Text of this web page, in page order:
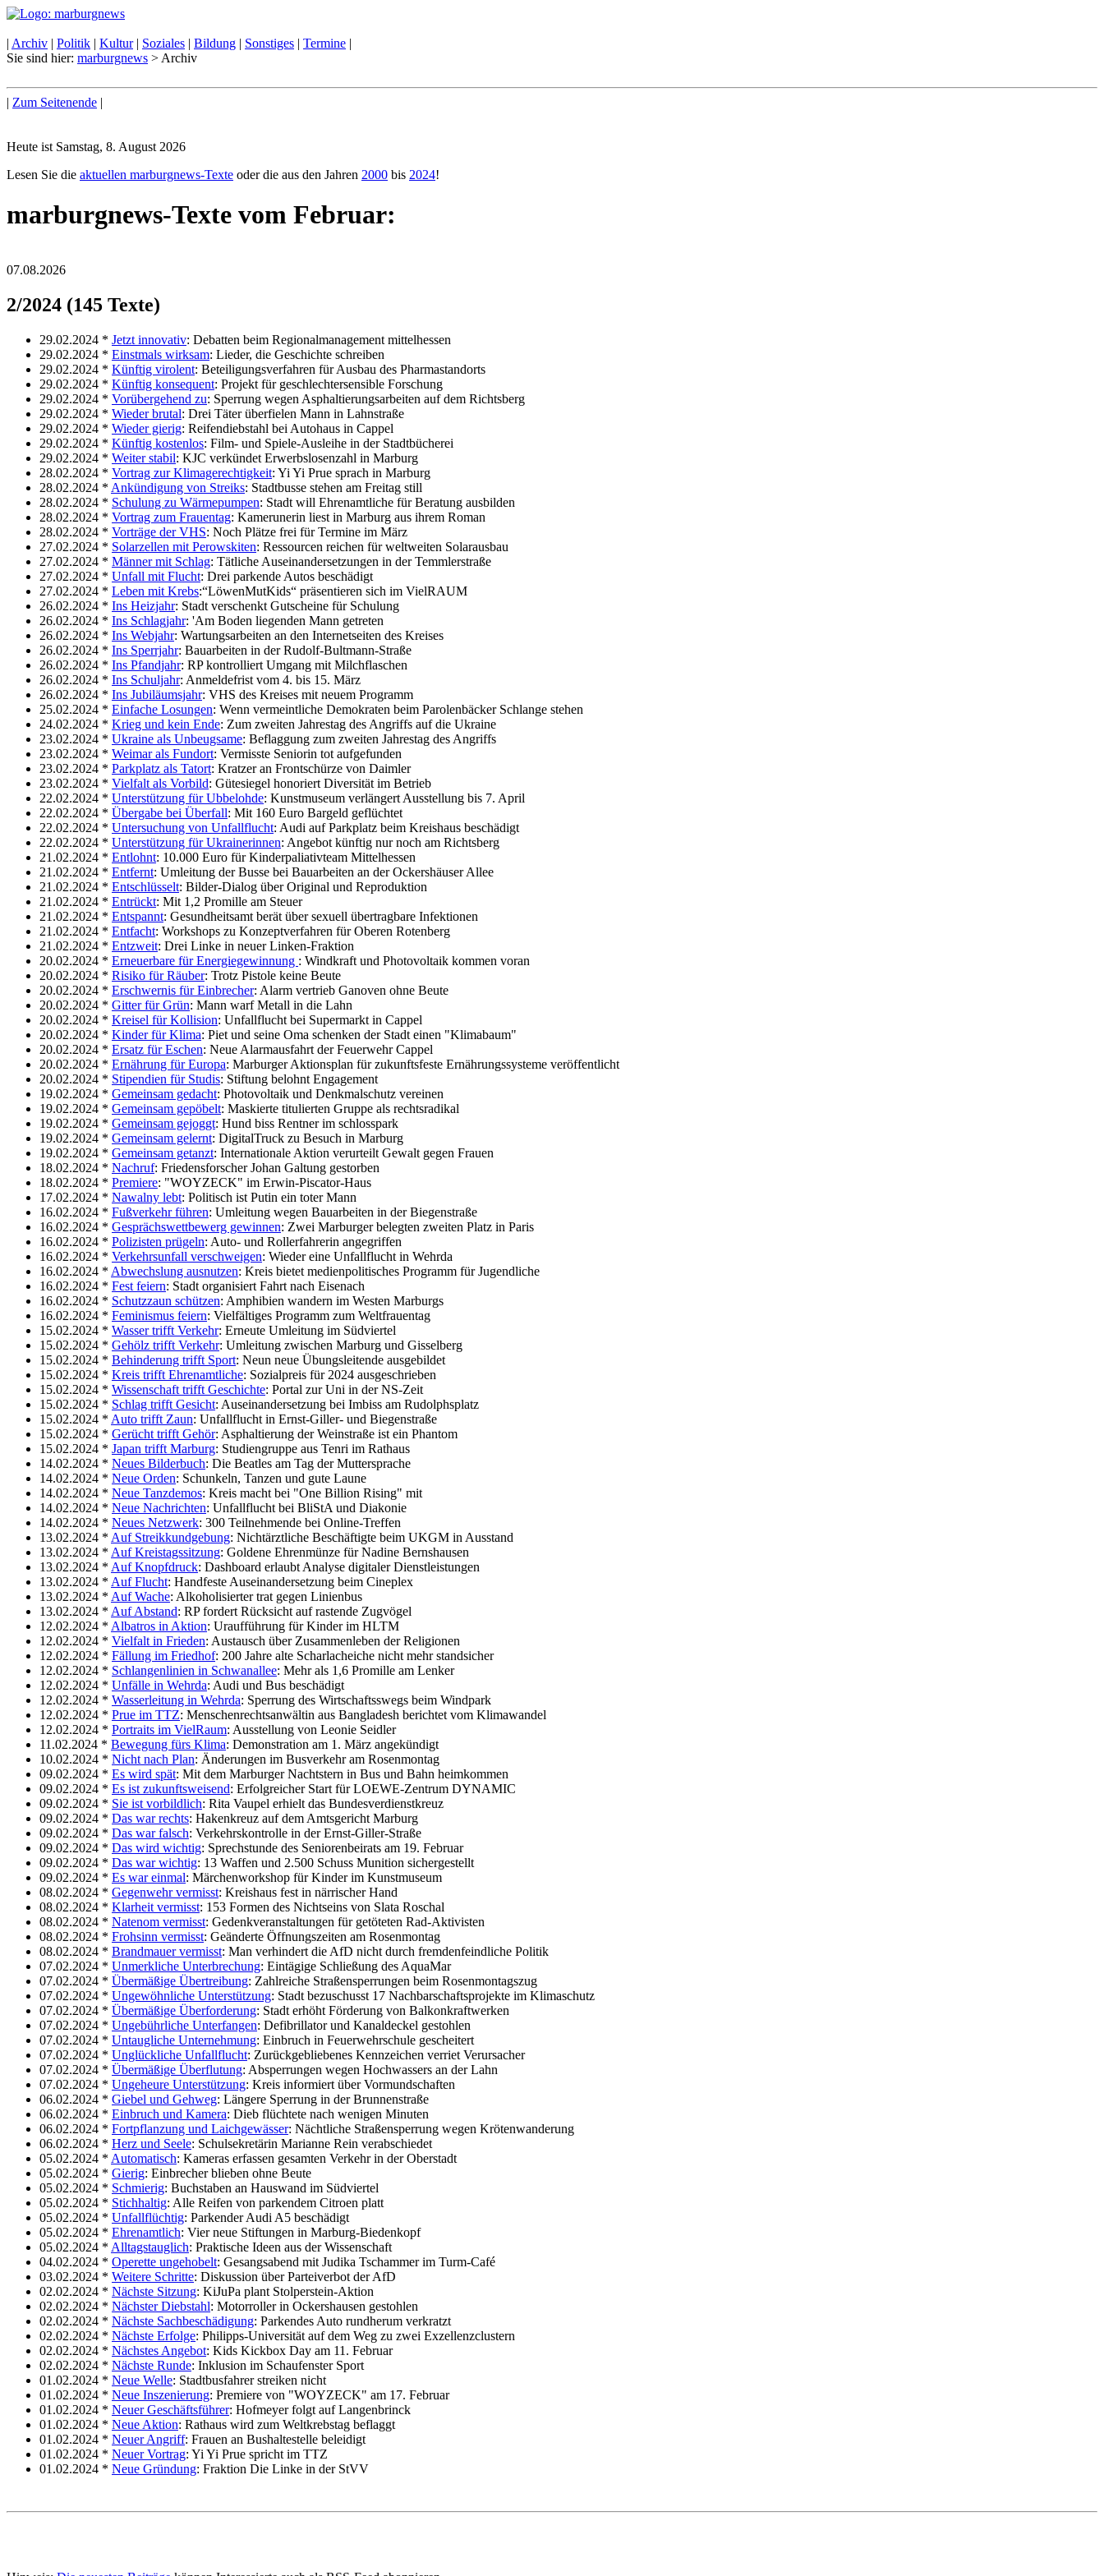
| Archiv | Politik | Kultur| Soziales | Bildung | Sonstiges | Termine |
Sie sind hier: marburgnews > Archiv
| Zum Seitenende |
Heute ist Samstag, 8. August 2026
Lesen Sie die aktuellen marburgnews-Texte oder die aus den Jahren 2000 bis 2024!
marburgnews-Texte vom Februar:
07.08.2026
2/2024 (145 Texte)
29.02.2024 * Jetzt innovativ: Debatten beim Regionalmanagement mittelhessen
29.02.2024 * Einstmals wirksam: Lieder, die Geschichte schreiben
29.02.2024 * Künftig virolent: Beteiligungsverfahren für Ausbau des Pharmastandorts
29.02.2024 * Künftig konsequent: Projekt für geschlechtersensible Forschung
29.02.2024 * Vorübergehend zu: Sperrung wegen Asphaltierungsarbeiten auf dem Richtsberg
29.02.2024 * Wieder brutal: Drei Täter überfielen Mann in Lahnstraße
29.02.2024 * Wieder gierig: Reifendiebstahl bei Autohaus in Cappel
29.02.2024 * Künftig kostenlos: Film- und Spiele-Ausleihe in der Stadtbücherei
29.02.2024 * Weiter stabil: KJC verkündet Erwerbslosenzahl in Marburg
28.02.2024 * Vortrag zur Klimagerechtigkeit: Yi Yi Prue sprach in Marburg
28.02.2024 * Ankündigung von Streiks: Stadtbusse stehen am Freitag still
28.02.2024 * Schulung zu Wärmepumpen: Stadt will Ehrenamtliche für Beratung ausbilden
28.02.2024 * Vortrag zum Frauentag: Kamerunerin liest in Marburg aus ihrem Roman
28.02.2024 * Vorträge der VHS: Noch Plätze frei für Termine im März
27.02.2024 * Solarzellen mit Perowskiten: Ressourcen reichen für weltweiten Solarausbau
27.02.2024 * Männer mit Schlag: Tätliche Auseinandersetzungen in der Temmlerstraße
27.02.2024 * Unfall mit Flucht: Drei parkende Autos beschädigt
27.02.2024 * Leben mit Krebs:“LöwenMutKids“ präsentieren sich im VielRAUM
26.02.2024 * Ins Heizjahr: Stadt verschenkt Gutscheine für Schulung
26.02.2024 * Ins Schlagjahr: 'Am Boden liegenden Mann getreten
26.02.2024 * Ins Webjahr: Wartungsarbeiten an den Internetseiten des Kreises
26.02.2024 * Ins Sperrjahr: Bauarbeiten in der Rudolf-Bultmann-Straße
26.02.2024 * Ins Pfandjahr: RP kontrolliert Umgang mit Milchflaschen
26.02.2024 * Ins Schuljahr: Anmeldefrist vom 4. bis 15. März
26.02.2024 * Ins Jubiläumsjahr: VHS des Kreises mit neuem Programm
25.02.2024 * Einfache Losungen: Wenn vermeintliche Demokraten beim Parolenbäcker Schlange stehen
24.02.2024 * Krieg und kein Ende: Zum zweiten Jahrestag des Angriffs auf die Ukraine
23.02.2024 * Ukraine als Unbeugsame: Beflaggung zum zweiten Jahrestag des Angriffs
23.02.2024 * Weimar als Fundort: Vermisste Seniorin tot aufgefunden
23.02.2024 * Parkplatz als Tatort: Kratzer an Frontschürze von Daimler
23.02.2024 * Vielfalt als Vorbild: Gütesiegel honoriert Diversität im Betrieb
22.02.2024 * Unterstützung für Ubbelohde: Kunstmuseum verlängert Ausstellung bis 7. April
22.02.2024 * Übergabe bei Überfall: Mit 160 Euro Bargeld geflüchtet
22.02.2024 * Untersuchung von Unfallflucht: Audi auf Parkplatz beim Kreishaus beschädigt
22.02.2024 * Unterstützung für Ukrainerinnen: Angebot künftig nur noch am Richtsberg
21.02.2024 * Entlohnt: 10.000 Euro für Kinderpaliativteam Mittelhessen
21.02.2024 * Entfernt: Umleitung der Busse bei Bauarbeiten an der Ockershäuser Allee
21.02.2024 * Entschlüsselt: Bilder-Dialog über Original und Reproduktion
21.02.2024 * Entrückt: Mit 1,2 Promille am Steuer
21.02.2024 * Entspannt: Gesundheitsamt berät über sexuell übertragbare Infektionen
21.02.2024 * Entfacht: Workshops zu Konzeptverfahren für Oberen Rotenberg
21.02.2024 * Entzweit: Drei Linke in neuer Linken-Fraktion
20.02.2024 * Erneuerbare für Energiegewinnung : Windkraft und Photovoltaik kommen voran
20.02.2024 * Risiko für Räuber: Trotz Pistole keine Beute
20.02.2024 * Erschwernis für Einbrecher: Alarm vertrieb Ganoven ohne Beute
20.02.2024 * Gitter für Grün: Mann warf Metall in die Lahn
20.02.2024 * Kreisel für Kollision: Unfallflucht bei Supermarkt in Cappel
20.02.2024 * Kinder für Klima: Piet und seine Oma schenken der Stadt einen "Klimabaum"
20.02.2024 * Ersatz für Eschen: Neue Alarmausfahrt der Feuerwehr Cappel
20.02.2024 * Ernährung für Europa: Marburger Aktionsplan für zukunftsfeste Ernährungssysteme veröffentlicht
20.02.2024 * Stipendien für Studis: Stiftung belohnt Engagement
19.02.2024 * Gemeinsam gedacht: Photovoltaik und Denkmalschutz vereinen
19.02.2024 * Gemeinsam gepöbelt: Maskierte titulierten Gruppe als rechtsradikal
19.02.2024 * Gemeinsam gejoggt: Hund biss Rentner im schlosspark
19.02.2024 * Gemeinsam gelernt: DigitalTruck zu Besuch in Marburg
19.02.2024 * Gemeinsam getanzt: Internationale Aktion verurteilt Gewalt gegen Frauen
18.02.2024 * Nachruf: Friedensforscher Johan Galtung gestorben
18.02.2024 * Premiere: "WOYZECK" im Erwin-Piscator-Haus
17.02.2024 * Nawalny lebt: Politisch ist Putin ein toter Mann
16.02.2024 * Fußverkehr führen: Umleitung wegen Bauarbeiten in der Biegenstraße
16.02.2024 * Gesprächswettbewerg gewinnen: Zwei Marburger belegten zweiten Platz in Paris
16.02.2024 * Polizisten prügeln: Auto- und Rollerfahrerin angegriffen
16.02.2024 * Verkehrsunfall verschweigen: Wieder eine Unfallflucht in Wehrda
16.02.2024 * Abwechslung ausnutzen: Kreis bietet medienpolitisches Programm für Jugendliche
16.02.2024 * Fest feiern: Stadt organisiert Fahrt nach Eisenach
16.02.2024 * Schutzzaun schützen: Amphibien wandern im Westen Marburgs
16.02.2024 * Feminismus feiern: Vielfältiges Programm zum Weltfrauentag
15.02.2024 * Wasser trifft Verkehr: Erneute Umleitung im Südviertel
15.02.2024 * Gehölz trifft Verkehr: Umleitung zwischen Marburg und Gisselberg
15.02.2024 * Behinderung trifft Sport: Neun neue Übungsleitende ausgebildet
15.02.2024 * Kreis trifft Ehrenamtliche: Sozialpreis für 2024 ausgeschrieben
15.02.2024 * Wissenschaft trifft Geschichte: Portal zur Uni in der NS-Zeit
15.02.2024 * Schlag trifft Gesicht: Auseinandersetzung bei Imbiss am Rudolphsplatz
15.02.2024 * Auto trifft Zaun: Unfallflucht in Ernst-Giller- und Biegenstraße
15.02.2024 * Gerücht trifft Gehör: Asphaltierung der Weinstraße ist ein Phantom
15.02.2024 * Japan trifft Marburg: Studiengruppe aus Tenri im Rathaus
14.02.2024 * Neues Bilderbuch: Die Beatles am Tag der Muttersprache
14.02.2024 * Neue Orden: Schunkeln, Tanzen und gute Laune
14.02.2024 * Neue Tanzdemos: Kreis macht bei "One Billion Rising" mit
14.02.2024 * Neue Nachrichten: Unfallflucht bei BliStA und Diakonie
14.02.2024 * Neues Netzwerk: 300 Teilnehmende bei Online-Treffen
13.02.2024 * Auf Streikkundgebung: Nichtärztliche Beschäftigte beim UKGM in Ausstand
13.02.2024 * Auf Kreistagssitzung: Goldene Ehrenmünze für Nadine Bernshausen
13.02.2024 * Auf Knopfdruck: Dashboard erlaubt Analyse digitaler Dienstleistungen
13.02.2024 * Auf Flucht: Handfeste Auseinandersetzung beim Cineplex
13.02.2024 * Auf Wache: Alkoholisierter trat gegen Linienbus
13.02.2024 * Auf Abstand: RP fordert Rücksicht auf rastende Zugvögel
12.02.2024 * Albatros in Aktion: Uraufführung für Kinder im HLTM
12.02.2024 * Vielfalt in Frieden: Austausch über Zusammenleben der Religionen
12.02.2024 * Fällung im Friedhof: 200 Jahre alte Scharlacheiche nicht mehr standsicher
12.02.2024 * Schlangenlinien in Schwanallee: Mehr als 1,6 Promille am Lenker
12.02.2024 * Unfälle in Wehrda: Audi und Bus beschädigt
12.02.2024 * Wasserleitung in Wehrda: Sperrung des Wirtschaftsswegs beim Windpark
12.02.2024 * Prue im TTZ: Menschenrechtsanwältin aus Bangladesh berichtet vom Klimawandel
12.02.2024 * Portraits im VielRaum: Ausstellung von Leonie Seidler
11.02.2024 * Bewegung fürs Klima: Demonstration am 1. März angekündigt
10.02.2024 * Nicht nach Plan: Änderungen im Busverkehr am Rosenmontag
09.02.2024 * Es wird spät: Mit dem Marburger Nachtstern in Bus und Bahn heimkommen
09.02.2024 * Es ist zukunftsweisend: Erfolgreicher Start für LOEWE-Zentrum DYNAMIC
09.02.2024 * Sie ist vorbildlich: Rita Vaupel erhielt das Bundesverdienstkreuz
09.02.2024 * Das war rechts: Hakenkreuz auf dem Amtsgericht Marburg
09.02.2024 * Das war falsch: Verkehrskontrolle in der Ernst-Giller-Straße
09.02.2024 * Das wird wichtig: Sprechstunde des Seniorenbeirats am 19. Februar
09.02.2024 * Das war wichtig: 13 Waffen und 2.500 Schuss Munition sichergestellt
09.02.2024 * Es war einmal: Märchenworkshop für Kinder im Kunstmuseum
08.02.2024 * Gegenwehr vermisst: Kreishaus fest in närrischer Hand
08.02.2024 * Klarheit vermisst: 153 Formen des Nichtseins von Slata Roschal
08.02.2024 * Natenom vermisst: Gedenkveranstaltungen für getöteten Rad-Aktivisten
08.02.2024 * Frohsinn vermisst: Geänderte Öffnungszeiten am Rosenmontag
08.02.2024 * Brandmauer vermisst: Man verhindert die AfD nicht durch fremdenfeindliche Politik
07.02.2024 * Unmerkliche Unterbrechung: Eintägige Schließung des AquaMar
07.02.2024 * Übermäßige Übertreibung: Zahlreiche Straßensperrungen beim Rosenmontagszug
07.02.2024 * Ungewöhnliche Unterstützung: Stadt bezuschusst 17 Nachbarschaftsprojekte im Klimaschutz
07.02.2024 * Übermäßige Überforderung: Stadt erhöht Förderung von Balkonkraftwerken
07.02.2024 * Ungebührliche Unterfangen: Defibrillator und Kanaldeckel gestohlen
07.02.2024 * Untaugliche Unternehmung: Einbruch in Feuerwehrschule gescheitert
07.02.2024 * Unglückliche Unfallflucht: Zurückgebliebenes Kennzeichen verriet Verursacher
07.02.2024 * Übermäßige Überflutung: Absperrungen wegen Hochwassers an der Lahn
07.02.2024 * Ungeheure Unterstützung: Kreis informiert über Vormundschaften
06.02.2024 * Giebel und Gehweg: Längere Sperrung in der Brunnenstraße
06.02.2024 * Einbruch und Kamera: Dieb flüchtete nach wenigen Minuten
06.02.2024 * Fortpflanzung und Laichgewässer: Nächtliche Straßensperrung wegen Krötenwanderung
06.02.2024 * Herz und Seele: Schulsekretärin Marianne Rein verabschiedet
05.02.2024 * Automatisch: Kameras erfassen gesamten Verkehr in der Oberstadt
05.02.2024 * Gierig: Einbrecher blieben ohne Beute
05.02.2024 * Schmierig: Buchstaben an Hauswand im Südviertel
05.02.2024 * Stichhaltig: Alle Reifen von parkendem Citroen platt
05.02.2024 * Unfallflüchtig: Parkender Audi A5 beschädigt
05.02.2024 * Ehrenamtlich: Vier neue Stiftungen in Marburg-Biedenkopf
05.02.2024 * Alltagstauglich: Praktische Ideen aus der Wissenschaft
04.02.2024 * Operette ungehobelt: Gesangsabend mit Judika Tschammer im Turm-Café
03.02.2024 * Weitere Schritte: Diskussion über Parteiverbot der AfD
02.02.2024 * Nächste Sitzung: KiJuPa plant Stolperstein-Aktion
02.02.2024 * Nächster Diebstahl: Motorroller in Ockershausen gestohlen
02.02.2024 * Nächste Sachbeschädigung: Parkendes Auto rundherum verkratzt
02.02.2024 * Nächste Erfolge: Philipps-Universität auf dem Weg zu zwei Exzellenzclustern
02.02.2024 * Nächstes Angebot: Kids Kickbox Day am 11. Februar
02.02.2024 * Nächste Runde: Inklusion im Schaufenster Sport
01.02.2024 * Neue Welle: Stadtbusfahrer streiken nicht
01.02.2024 * Neue Inszenierung: Premiere von "WOYZECK" am 17. Februar
01.02.2024 * Neuer Geschäftsführer: Hofmeyer folgt auf Langenbrinck
01.02.2024 * Neue Aktion: Rathaus wird zum Weltkrebstag beflaggt
01.02.2024 * Neuer Angriff: Frauen an Bushaltestelle beleidigt
01.02.2024 * Neuer Vortrag: Yi Yi Prue spricht im TTZ
01.02.2024 * Neue Gründung: Fraktion Die Linke in der StVV